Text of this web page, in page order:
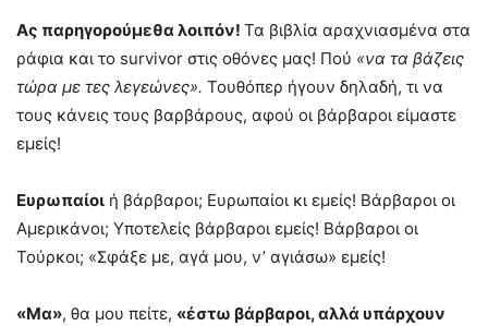
Ας παρηγορούμεθα λοιπόν! Τα βιβλία αραχνιασμένα στα
ράφια και το survivor στις οθόνες μας! Πού «να τα βάζεις
τώρα με τες λεγεώνες». Τουθόπερ ήγουν δηλαδή, τι να
τους κάνεις τους βαρβάρους, αφού οι βάρβαροι είμαστε
εμείς!
Ευρωπαίοι ή βάρβαροι; Ευρωπαίοι κι εμείς! Βάρβαροι οι
Αμερικάνοι; Υποτελείς βάρβαροι εμείς! Βάρβαροι οι
Τούρκοι; «Σφάξε με, αγά μου, ν’ αγιάσω» εμείς!
«Μα», θα μου πείτε, «έστω βάρβαροι, αλλά υπάρχουν